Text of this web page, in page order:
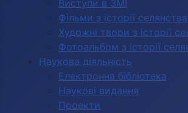
Виступи в ЗМІ
Фільми з історії
Художні твори з історії
Фотоальбом з історії
Наукова діяльність
Електронна бібліотека
Наукові видання
Проекти